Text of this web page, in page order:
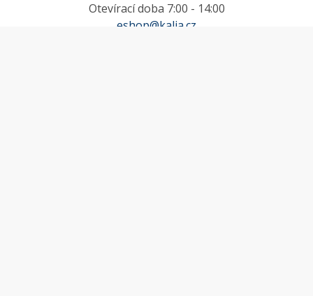
Otevírací doba 7:00 - 14:00
eshop@kalia.cz